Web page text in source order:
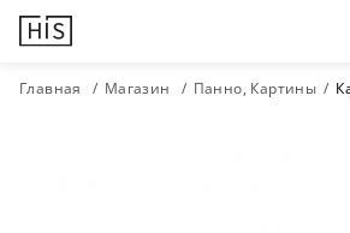
Главная Магазин Панно, Картины